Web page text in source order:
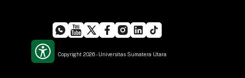
Copyright 2026 - Universitas Sumatera Utara